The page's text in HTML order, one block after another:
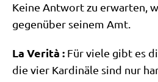
Kei­ne Ant­wort zu erwar­ten,
gegen­über sei­nem Amt.
La Veri­tà : Für vie­le gibt es
die vier Kar­di­nä­le sind nur